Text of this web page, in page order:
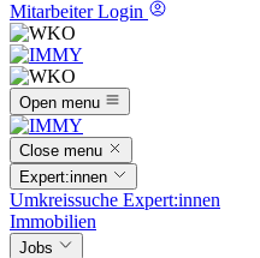
Mitarbeiter Login
Open menu
Close menu
Expert:innen
Umkreissuche Expert:innen
Immobilien
Jobs